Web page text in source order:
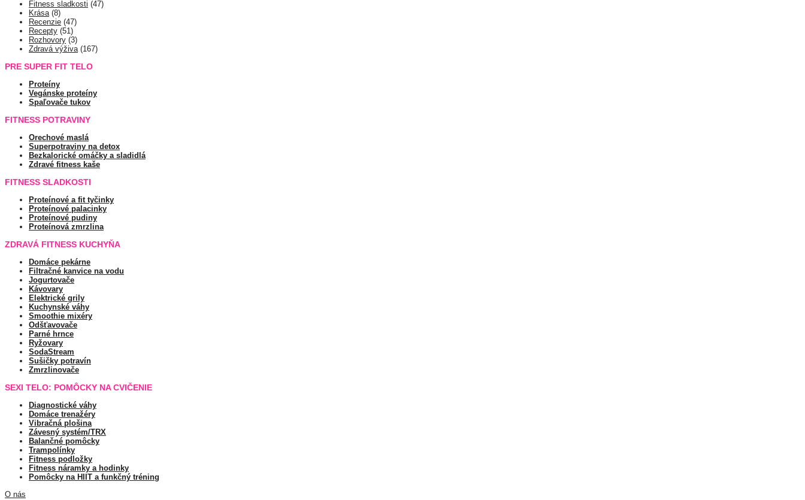
Fitness sladkosti (47)
Krása(8)
Recenzie (47)
Recepty (51)
Rozhovory (3)
Zdravá výživa(167)
PRE SUPER FIT TELO
Proteíny
Vegánske proteíny
Spaľovače tukov
FITNESS POTRAVINY
Orechové maslá
Superpotraviny na detox
Bezkalorické omáčky a sladidlá
Zdravé fitness kaše
FITNESS SLADKOSTI
Proteínové a fit tyčinky
Proteínové palacinky
Proteínové pudiny
Proteínová zmrzlina
ZDRAVÁ FITNESS KUCHYŇA
Domáce pekárne
Filtračné kanvice na vodu
Jogurtovače
Kávovary
Elektrické grily
Kuchynské váhy
Smoothie mixéry
Odšťavovače
Parné hrnce
Ryžovary
SodaStream
Sušičky potravín
Zmrzlinovače
SEXI TELO: POMÔCKY NA CVIČENIE
Diagnostické váhy
Domáce trenažéry
Vibračná plošina
Závesný systém/TRX
Balančné pomôcky
Trampolínky
Fitness podložky
Fitness náramky a hodinky
Pomôcky na HIIT a funkčný tréning
O nás